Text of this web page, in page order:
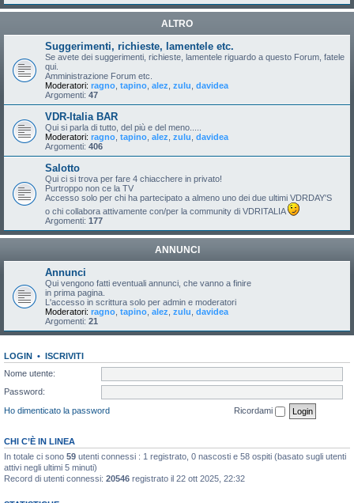
ALTRO
Suggerimenti, richieste, lamentele etc.
Se avete dei suggerimenti, richieste, lamentele riguardo a questo Forum, fatele
qui.
Amministrazione Forum etc.
Moderatori: ragno tapino alez zulu davidea
Argomenti: 47
VDR-Italia BAR
Qui si parla di tutto, del più e del meno.....
Moderatori: ragno tapino alez zulu davidea
Argomenti: 406
Salotto
Qui ci si trova per fare 4 chiacchere in privato!
Purtroppo non ce la TV
Accesso solo per chi ha partecipato a almeno uno dei due ultimi VDRDAY'S
o chi collabora attivamente con/per la community di VDRITALIA
Argomenti: 177
ANNUNCI
Annunci
Qui vengono fatti eventuali annunci, che vanno a finire
in prima pagina.
L'accesso in scrittura solo per admin e moderatori
Moderatori: ragno tapino alez zulu davidea
Argomenti: 21
LOGIN • ISCRIVITI
Nome utente:
Password:
Ho dimenticato la password
Ricordami
CHI C’È IN LINEA
In totale ci sono 59 utenti connessi : 1 registrato, 0 nascosti e 58 ospiti (basato sugli utenti
attivi negli ultimi 5 minuti)
Record di utenti connessi: 20546 registrato il 22 ott 2025, 22:32